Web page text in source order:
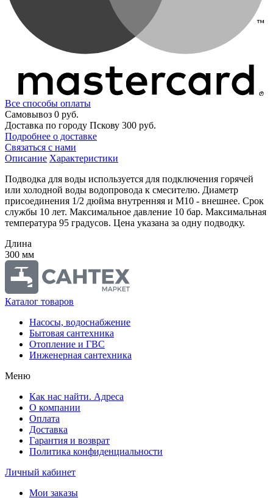
Все способы оплаты
Самовывоз 0 руб.
Доставка по городу Пскову 300 руб.
Подробнее о доставке
Связаться с нами
Описание Характеристики
Подводка для воды используется для подключения горячей
или холодной воды водопровода к смесителю. Диаметр
присоединения 1/2 дюйма внутренняя и М10 - внешнее. Срок
службы 10 лет. Максимальное давление 10 бар. Максимальная
температура 95 градусов. Цена указана за одну подводку.
Длина
300 мм
Каталог товаров
Насосы, водоснабжение
Бытовая сантехника
Отопление и ГВС
Инженерная сантехника
Меню
Как нас найти. Адреса
О компании
Оплата
Доставка
Гарантия и возврат
Политика конфиденциальности
Личный кабинет
Мои заказы